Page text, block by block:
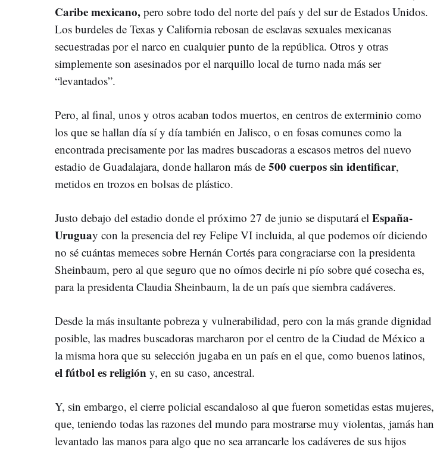
Caribe mexicano, pero sobre todo del norte del país y del sur de Estados Unidos.
Los burdeles de Texas y California rebosan de esclavas sexuales mexicanas
secuestradas por el narco en cualquier punto de la república. Otros y otras
simplemente son asesinados por el narquillo local de turno nada más ser
“levantados”.
Pero, al final, unos y otros acaban todos muertos, en centros de exterminio como
los que se hallan día sí y día también en Jalisco, o en fosas comunes como la
encontrada precisamente por las madres buscadoras a escasos metros del nuevo
estadio de Guadalajara, donde hallaron más de 500 cuerpossin identificar,
metidos en trozos en bolsas de plástico.
Justo debajo del estadio donde el próximo 27 de junio se disputará el España-
Uruguay con la presencia del rey Felipe VI incluida, al que podemos oír diciendo
no sé cuántas memeces sobre Hernán Cortés para congraciarse con la presidenta
Sheinbaum, pero al que seguro que no oímos decirle ni pío sobre qué cosecha es,
para la presidenta Claudia Sheinbaum, la de un país que siembra cadáveres.
Desde la más insultante pobreza y vulnerabilidad, pero con la más grande dignidad
posible, las madres buscadoras marcharon por el centro de la Ciudad de México a
la misma hora que su selección jugaba en un país en el que, como buenos latinos,
el fútbol es religión y, en su caso, ancestral.
Y, sin embargo, el cierre policial escandaloso al que fueron sometidas estas mujeres,
que, teniendo todas las razones del mundo para mostrarse muy violentas, jamás han
levantado las manos para algo que no sea arrancarle los cadáveres de sus hijos